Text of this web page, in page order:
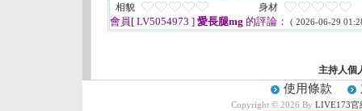
相貌
身材
會員[ LV5054973 ] 愛長腿mg 的評論： ( 2026-06-29
主持人個
使用條款
Copyright © 2026 By LIVE173官